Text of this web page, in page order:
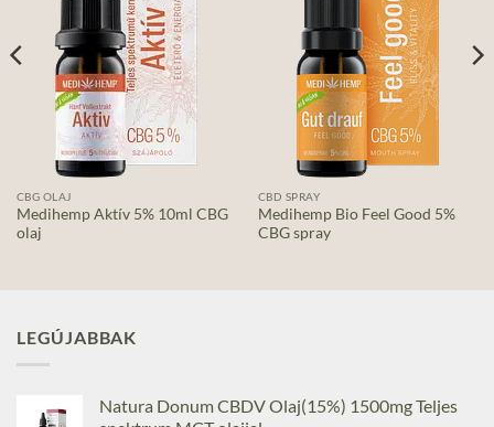
CBG OLAJ
Medihemp Aktív 5% 10ml CBG
olaj
CBD SPRAY
Medihemp Bio Feel Good 5%
CBG spray
LEGÚJABBAK
Natura Donum CBDV Olaj(15%) 1500mg Teljes